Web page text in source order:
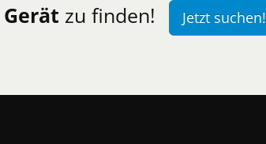
zu finden! Jetzt suchen!